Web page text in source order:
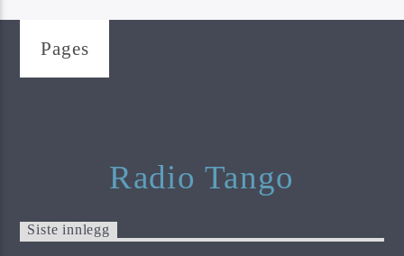
Pages
Radio Tango
Siste innlegg